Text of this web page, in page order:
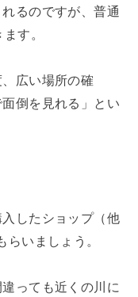
るのですが、普通
す。
広い場所の確
倒を見れる」とい
したショップ（他
いましょう。
っても近くの川に